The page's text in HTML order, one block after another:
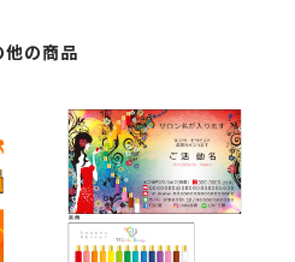
他の商品